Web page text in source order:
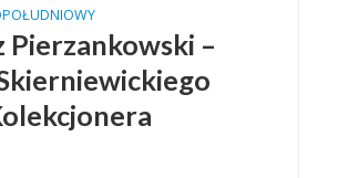
Pierzankowski –